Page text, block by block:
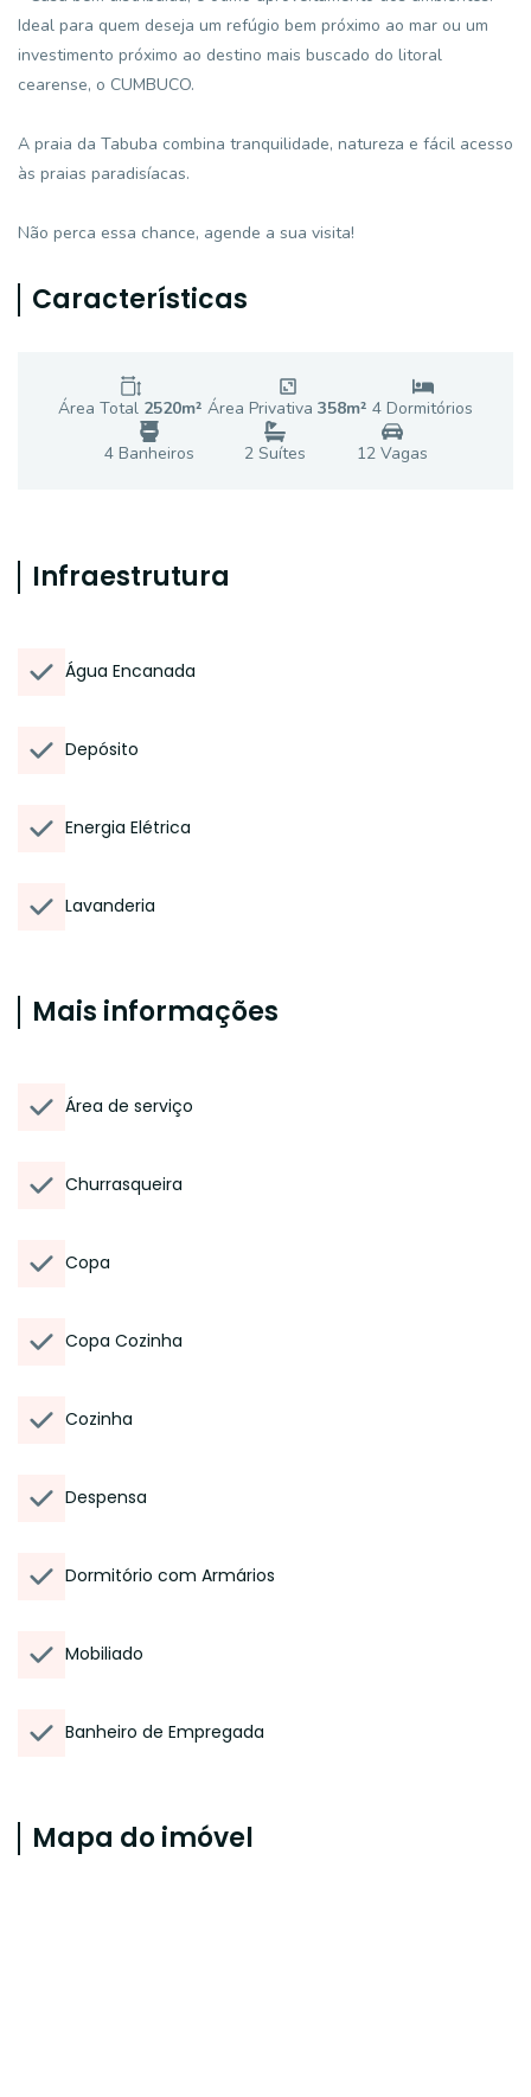
Ideal para quem deseja um refúgio bem próximo ao mar ou um
investimento próximo ao destino mais buscado do litoral
cearense, o CUMBUCO.
A praia da Tabuba combina tranquilidade, natureza e fácil acesso
às praias paradisíacas.
Não perca essa chance, agende a sua visita!
Características
Área Total 2520m² Área Privativa 358m² 4 Dormitórios
4Banheiros 2 Suítes 12Vagas
Infraestrutura
Água Encanada
Depósito
Energia Elétrica
Lavanderia
Mais informações
Área de serviço
Churrasqueira
Copa
Copa Cozinha
Cozinha
Despensa
Dormitório com Armários
Mobiliado
Banheiro de Empregada
Mapa do imóvel